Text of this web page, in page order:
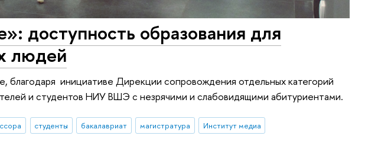
доступность образования для
людей
благодаря инициативе Дирекции сопровождения отдельных категорий
и студентов НИУ ВШЭ с незрячими и слабовидящими абитуриентами.
студенты бакалавриат магистратура Институт медиа